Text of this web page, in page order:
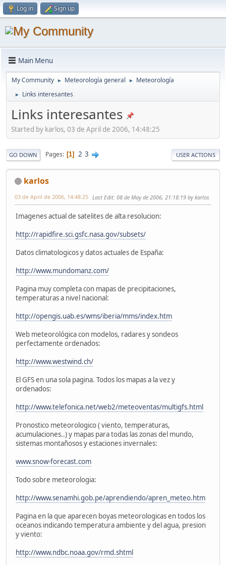
Log in Sign up
Main Menu
My Community ► Meteorología general ► Meteorología
► Links interesantes
Links interesantes
Started by karlos, 03 de April de 2006, 14:48:25
GO DOWN Pages 1 2 3 USER ACTIONS
karlos
03 de April de 2006, 14:48:25 Last Edit: 08 de May de 2006, 21:18:19 by karlos
Imagenes actual de satelites de alta resolucion:
http://rapidfire.sci.gsfc.nasa.gov/subsets/
Datos climatologicos y datos actuales de España:
http://www.mundomanz.com/
Pagina muy completa con mapas de precipitaciones,
temperaturas a nivel nacional:
http://opengis.uab.es/wms/iberia/mms/index.htm
Web meteorológica con modelos, radares y sondeos
perfectamente ordenados:
http://www.westwind.ch/
El GFS en una sola pagina. Todos los mapas a la vez y
ordenados:
http://www.telefonica.net/web2/meteoventas/multigfs.html
Pronostico meteorologico ( viento, temperaturas,
acumulaciones..) y mapas para todas las zonas del mundo,
sistemas montañosos y estaciones invernales:
www.snow-forecast.com
Todo sobre meteorologia:
http://www.senamhi.gob.pe/aprendiendo/apren_meteo.htm
Pagina en la que aparecen boyas meteorologicas en todos los
oceanos indicando temperatura ambiente y del agua, presion
y viento:
http://www.ndbc.noaa.gov/rmd.shtml